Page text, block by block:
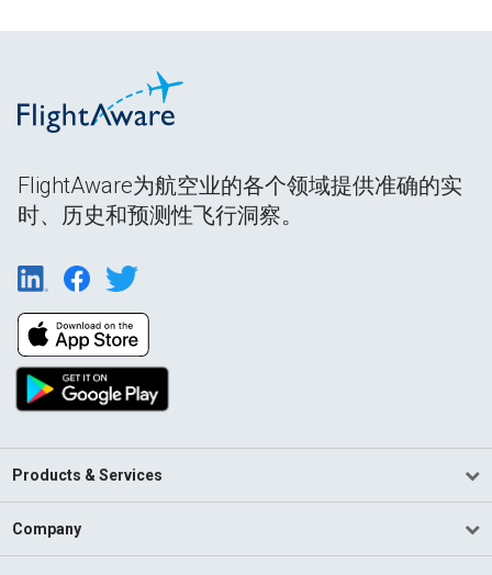
FlightAware为航空业的各个领域提供准确的实
时、历史和预测性飞行洞察。
Products & Services
Company